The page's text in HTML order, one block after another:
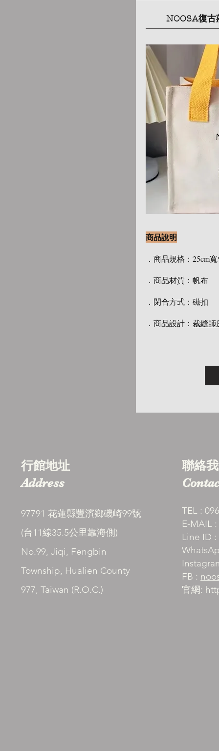
NOOSA復古
商品說明
．商品規格：25cm
．商品材質：帆布
．閉合方式：磁扣
．商品設計： 裁縫師
行館地址
Address
97791 花蓮縣豐濱鄉磯崎99號
​(台11線35.5公里靠海側)
No.99, Jiqi, Fengbin
Township, Hualien County
977, Taiwan (R.O.C.)
聯絡
TEL :
E-MAIL :
Line ID
FB :
​​官網: